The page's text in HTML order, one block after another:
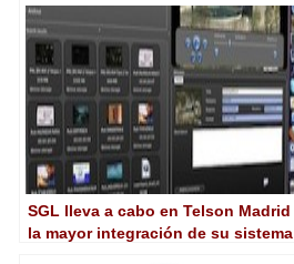
SGL lleva a cabo en Telson Madrid
la mayor integración de su sistema